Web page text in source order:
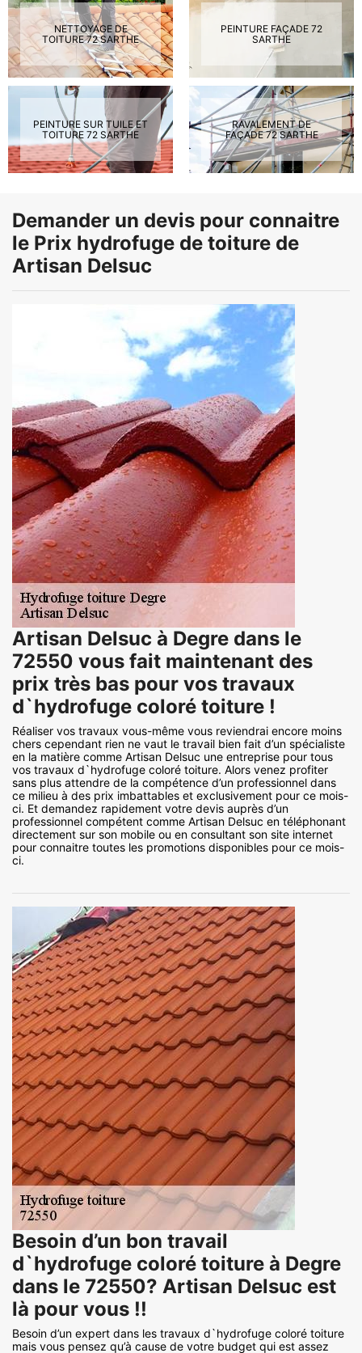
NETTOYAGE DE
TOITURE 72 SARTHE
PEINTURE FAÇADE 72
SARTHE
PEINTURE SUR TUILE ET
TOITURE 72 SARTHE
RAVALEMENT DE
FAÇADE 72 SARTHE
Demander un devis pour connaitre
le Prix hydrofuge de toiture de
Artisan Delsuc
Artisan Delsuc à Degre dans le
72550 vous fait maintenant des
prix très bas pour vos travaux
d`hydrofuge coloré toiture !
Réaliser vos travaux vous-même vous reviendrai encore moins
chers cependant rien ne vaut le travail bien fait d’un spécialiste
en la matière comme Artisan Delsuc une entreprise pour tous
vos travaux d`hydrofuge coloré toiture. Alors venez profiter
sans plus attendre de la compétence d’un professionnel dans
ce milieu à des prix imbattables et exclusivement pour ce mois-
ci. Et demandez rapidement votre devis auprès d’un
professionnel compétent comme Artisan Delsuc en téléphonant
directement sur son mobile ou en consultant son site internet
pour connaitre toutes les promotions disponibles pour ce mois-
ci.
Besoin d’un bon travail
d`hydrofuge coloré toiture à Degre
dans le 72550? Artisan Delsuc est
là pour vous !!
Besoin d’un expert dans les travaux d`hydrofuge coloré toiture
mais vous pensez qu’à cause de votre budget qui est assez